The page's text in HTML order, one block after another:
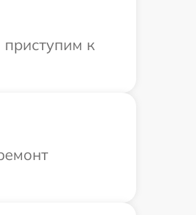
к